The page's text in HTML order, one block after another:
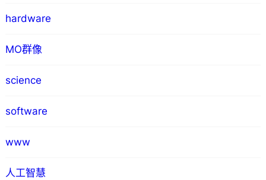
hardware
MO群像
science
software
www
人工智慧